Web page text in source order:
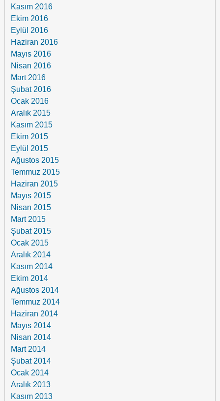
Kasım 2016
Ekim 2016
Eylül 2016
Haziran 2016
Mayıs 2016
Nisan 2016
Mart 2016
Şubat 2016
Ocak 2016
Aralık 2015
Kasım 2015
Ekim 2015
Eylül 2015
Ağustos 2015
Temmuz 2015
Haziran 2015
Mayıs 2015
Nisan 2015
Mart 2015
Şubat 2015
Ocak 2015
Aralık 2014
Kasım 2014
Ekim 2014
Ağustos 2014
Temmuz 2014
Haziran 2014
Mayıs 2014
Nisan 2014
Mart 2014
Şubat 2014
Ocak 2014
Aralık 2013
Kasım 2013